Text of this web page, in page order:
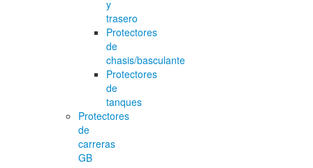
y
trasero
Protectores
de
chasis/basculante
Protectores
de
tanques
Protectores
de
carreras
GB